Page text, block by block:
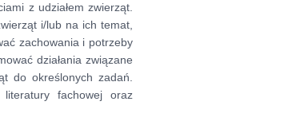
z udziałem zwierząt.
i/lub na ich temat,
zachowania i potrzeby
działania związane
do określonych zadań.
fachowej oraz